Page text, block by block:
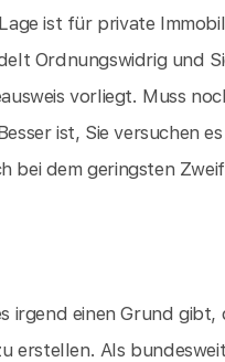
ist für private
Ordnungswidrig und
vorliegt. Muss
ist, Sie versuchen
bei dem geringsten
irgend einen Grund gibt,
erstellen. Als